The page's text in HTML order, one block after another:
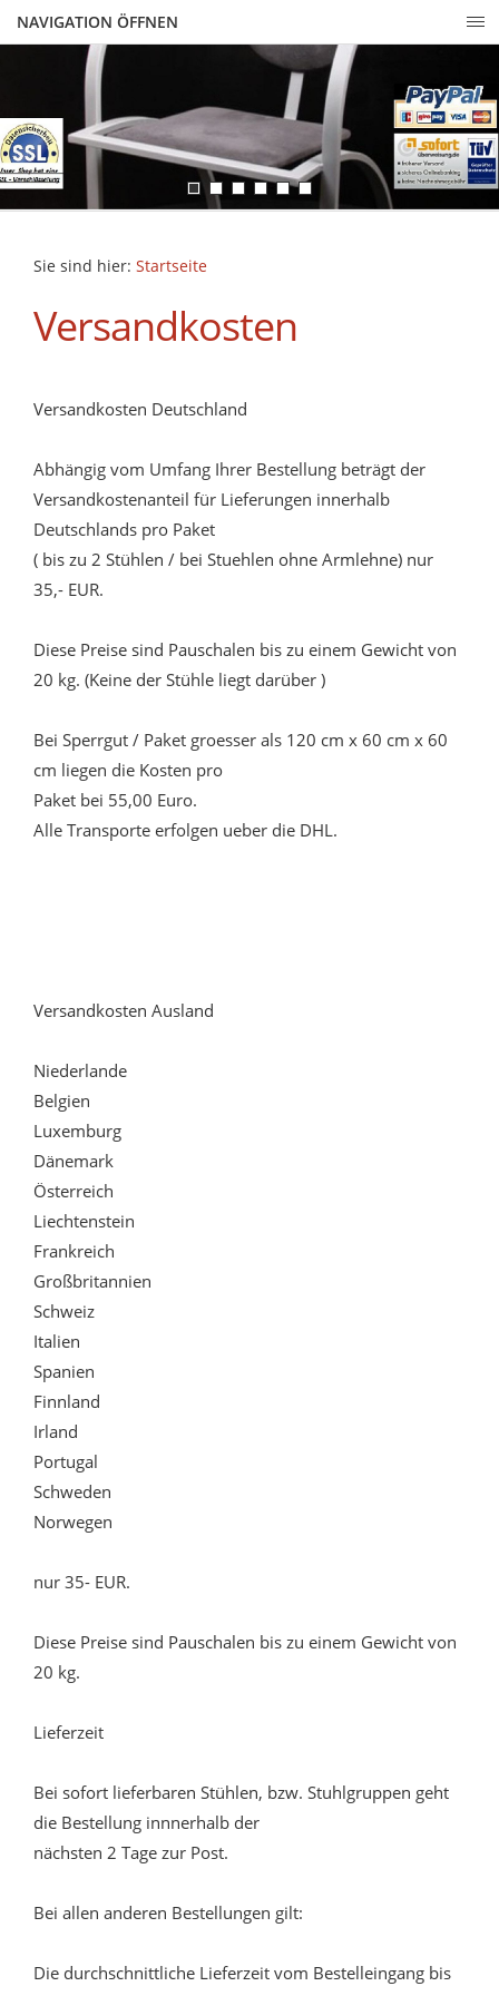
NAVIGATION ÖFFNEN
Sie sind hier: Startseite
Versandkosten
Versandkosten Deutschland
Abhängig vom Umfang Ihrer Bestellung beträgt der
Versandkostenanteil für Lieferungen innerhalb
Deutschlands pro Paket
( bis zu 2 Stühlen / bei Stuehlen ohne Armlehne) nur
35,- EUR.
Diese Preise sind Pauschalen bis zu einem Gewicht von
20 kg. (Keine der Stühle liegt darüber )
Bei Sperrgut / Paket groesser als 120 cm x 60 cm x 60
cm liegen die Kosten pro
Paket bei 55,00 Euro.
Alle Transporte erfolgen ueber die DHL.
Versandkosten Ausland
Niederlande
Belgien
Luxemburg
Dänemark
Österreich
Liechtenstein
Frankreich
Großbritannien
Schweiz
Italien
Spanien
Finnland
Irland
Portugal
Schweden
Norwegen
nur 35- EUR.
Diese Preise sind Pauschalen bis zu einem Gewicht von
20 kg.
Lieferzeit
Bei sofort lieferbaren Stühlen, bzw. Stuhlgruppen geht
die Bestellung innnerhalb der
nächsten 2 Tage zur Post.
Bei allen anderen Bestellungen gilt:
Die durchschnittliche Lieferzeit vom Bestelleingang bis